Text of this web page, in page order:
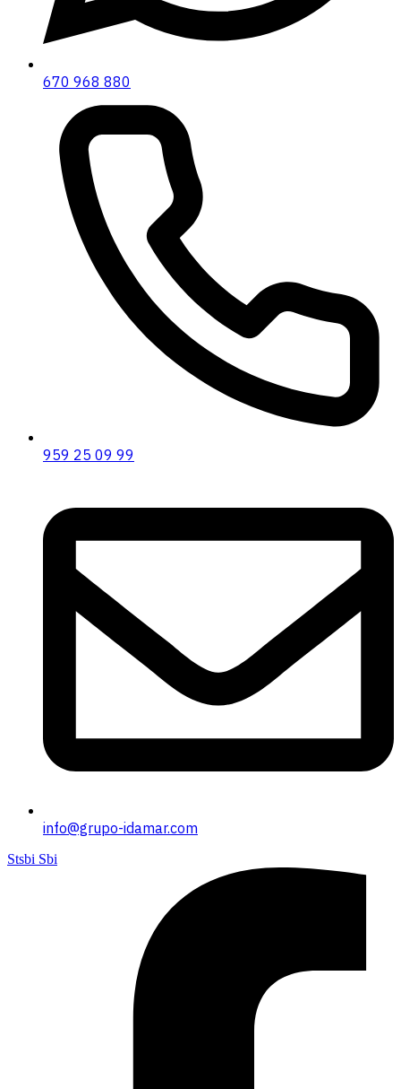
670 968 880
959 25 09 99
info@grupo-idamar.com
Stsbi Sbi